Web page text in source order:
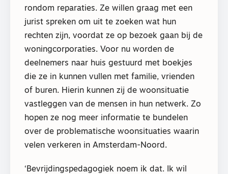
rondom reparaties. Ze willen graag met een
jurist spreken om uit te zoeken wat hun
rechten zijn, voordat ze op bezoek gaan bij de
woningcorporaties. Voor nu worden de
deelnemers naar huis gestuurd met boekjes
die ze in kunnen vullen met familie, vrienden
of buren. Hierin kunnen zij de woonsituatie
vastleggen van de mensen in hun netwerk. Zo
hopen ze nog meer informatie te bundelen
over de problematische woonsituaties waarin
velen verkeren in Amsterdam-Noord.
‘Bevrijdingspedagogiek noem ik dat. Ik wil